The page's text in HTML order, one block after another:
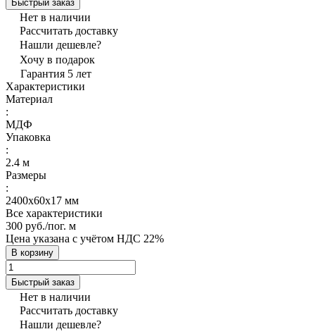
Быстрый заказ
Нет в наличии
Рассчитать доставку
Нашли дешевле?
Хочу в подарок
Гарантия 5 лет
Характеристики
Материал
:
МДФ
Упаковка
:
2.4 м
Размеры
:
2400х60х17 мм
Все характеристики
300 руб./пог. м
Цена указана с учётом НДС 22%
В корзину
Быстрый заказ
Нет в наличии
Рассчитать доставку
Нашли дешевле?